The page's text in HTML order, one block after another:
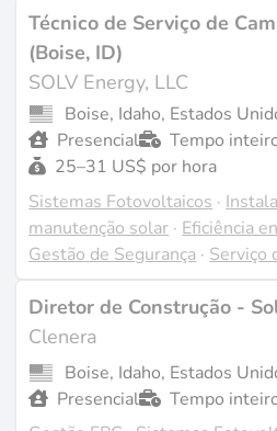
Técnico de Serviço de
(Boise, ID)
SOLV Energy, LLC
Boise, Idaho, Estados
Presencial
Tempo
25–31 US$ por hora
Sistemas Fotovoltaicos ·
manutenção solar · Eficiência
Gestão de Segurança · Serviço
Diretor de Construção -
Clenera
Boise, Idaho, Estados
Presencial
Tempo